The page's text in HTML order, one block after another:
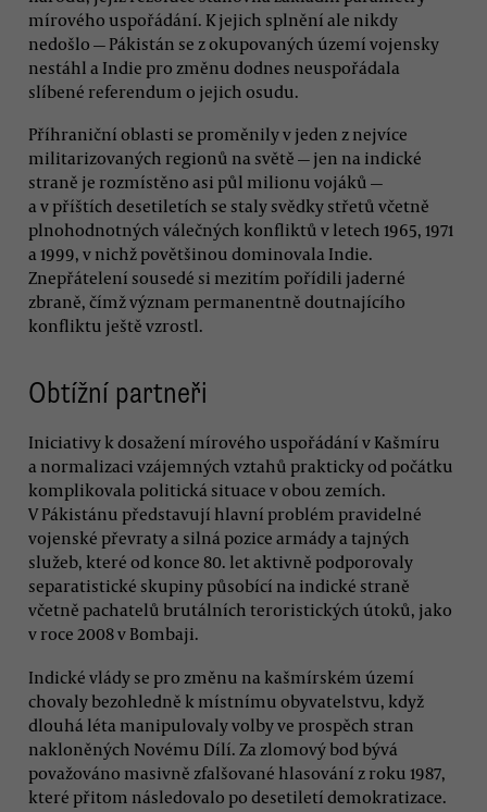
mírového uspořádání. K jejich splnění ale nikdy
nedošlo — Pákistán se z okupovaných území vojensky
nestáhl a Indie pro změnu dodnes neuspořádala
slíbené referendum o jejich osudu.
Příhraniční oblasti se proměnily v jeden z nejvíce
militarizovaných regionů na světě — jen na indické
straně je rozmístěno asi půl milionu vojáků —
a v příštích desetiletích se staly svědky střetů včetně
plnohodnotných válečných konfliktů v letech 1965, 1971
a 1999, v nichž povětšinou dominovala Indie.
Znepřátelení sousedé si mezitím pořídili jaderné
zbraně, čímž význam permanentně doutnajícího
konfliktu ještě vzrostl.
Obtížní partneři
Iniciativy k dosažení mírového uspořádání v Kašmíru
a normalizaci vzájemných vztahů prakticky od počátku
komplikovala politická situace v obou zemích.
V Pákistánu představují hlavní problém pravidelné
vojenské převraty a silná pozice armády a tajných
služeb, které od konce 80. let aktivně podporovaly
separatistické skupiny působící na indické straně
včetně pachatelů brutálních teroristických útoků, jako
v roce 2008 v Bombaji.
Indické vlády se pro změnu na kašmírském území
chovaly bezohledně k místnímu obyvatelstvu, když
dlouhá léta manipulovaly volby ve prospěch stran
nakloněných Novému Dílí. Za zlomový bod bývá
považováno masivně zfalšované hlasování z roku 1987,
které přitom následovalo po desetiletí demokratizace.